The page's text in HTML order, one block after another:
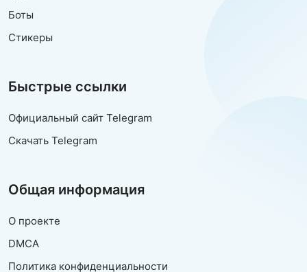
Боты
Стикеры
Быстрые ссылки
Официальный сайт Telegram
Скачать Telegram
Общая информация
О проекте
DMCA
Политика конфиденциальности